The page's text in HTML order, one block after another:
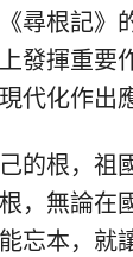
尋根記》
發揮重要
代化作出
的根，祖
，無論在
忘本，就